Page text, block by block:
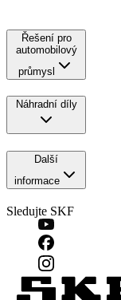
Řešení pro
automobilový
průmysl
Náhradní díly
Další
informace
Sledujte SKF